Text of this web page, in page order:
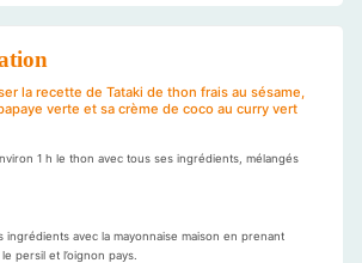
la recette de Tataki de thon frais au sésame,
verte et sa crème de coco au curry vert
1 h le thon avec tous ses ingrédients, mélangés
ingrédients avec la mayonnaise maison en prenant
persil et l’oignon pays.